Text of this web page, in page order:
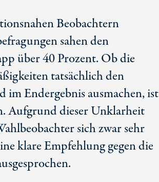
Beobachtern
sahen den
über40 Prozent. Ob die
tatsächlich den
im Endergebnis ausmachen, ist
Aufgrund dieser Unklarheit
sich zwar sehr
klare Empfehlung gegen die